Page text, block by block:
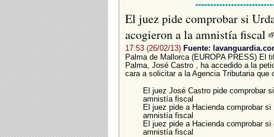
El juez pide comprobar si
acogieron a la amnistía fiscal
17:53 (26/02/13) Fuente:
Palma de Mallorca (EUROPA PRESS) El
Palma, José Castro , ha accedido a la
cara a solicitar a la Agencia Tributaria que
El juez José Castro pide comprobar
amnistía fiscal
El juez pide a Hacienda comprobar
amnistía fiscal
El juez pide a Hacienda comprobar
amnistía fiscal